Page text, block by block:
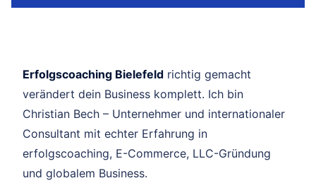
Erfolgscoaching Bielefeld richtig gemacht
verändert dein Business komplett. Ich bin
Christian Bech – Unternehmer und internationaler
Consultant mit echter Erfahrung in
erfolgscoaching, E-Commerce, LLC-Gründung
und globalem Business.